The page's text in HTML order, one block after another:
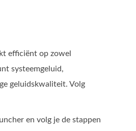
efficiënt op zowel
systeemgeluid,
geluidskwaliteit. Volg
en volg je de stappen